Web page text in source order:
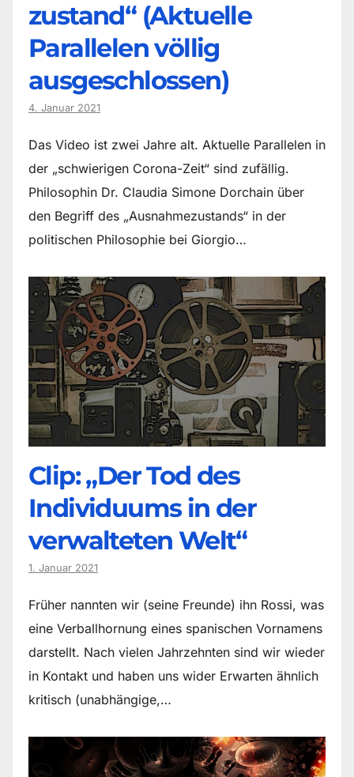
zustand“ (Aktuelle
Parallelen völlig
ausgeschlossen)
4. Januar 2021
Das Video ist zwei Jahre alt. Aktuelle Parallelen in
der „schwierigen Corona-Zeit“ sind zufällig.
Philosophin Dr. Claudia Simone Dorchain über
den Begriff des „Ausnahmezustands“ in der
politischen Philosophie bei Giorgio…
Clip: „Der Tod des
Individuums in der
verwalteten Welt“
1. Januar 2021
Früher nannten wir (seine Freunde) ihn Rossi, was
eine Verballhornung eines spanischen Vornamens
darstellt. Nach vielen Jahrzehnten sind wir wieder
in Kontakt und haben uns wider Erwarten ähnlich
kritisch (unabhängige,…